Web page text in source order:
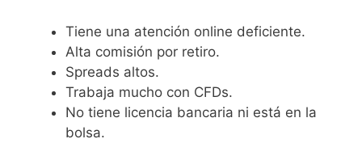
Tiene una atención online deficiente.
Alta comisión por retiro.
Spreads altos.
Trabaja mucho con CFDs.
No tiene licencia bancaria ni está en la
bolsa.